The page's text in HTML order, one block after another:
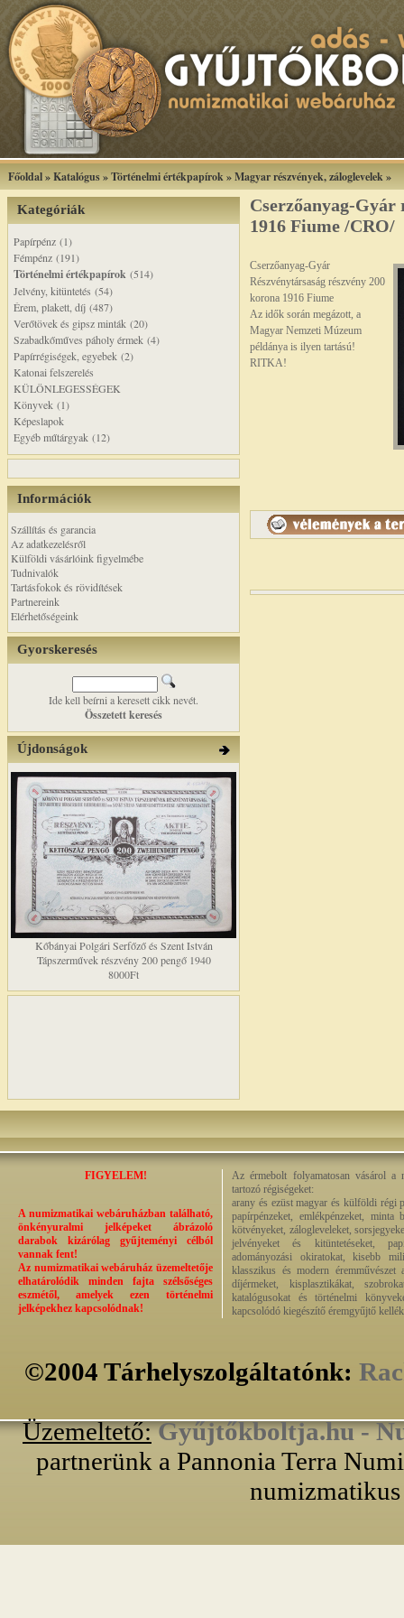
Főoldal»Katalógus»Történelmi értékpapírok»Magyar részvények, záloglevelek»
Kategóriák
Papírpénz (1)
Fémpénz (191)
Történelmi értékpapírok (514)
Jelvény, kitüntetés (54)
Érem, plakett, díj (487)
Verőtövek és gipsz minták (20)
Szabadkőműves páholy érmek (4)
Papírrégiségek, egyebek (2)
Katonai felszerelés
KÜLÖNLEGESSÉGEK
Könyvek (1)
Képeslapok
Egyéb műtárgyak (12)
Információk
Szállítás és garancia
Az adatkezelésről
Külföldi vásárlóink figyelmébe
Tudnivalók
Tartásfokok és rövidítések
Partnereink
Elérhetőségeink
Gyorskeresés
Ide kell beírni a keresett cikk nevét.
Összetett keresés
Újdonságok
Kőbányai Polgári Serfőző és Szent István
Tápszerművek részvény 200 pengő 1940
8000Ft
Cserzőanyag-Gyár
1916 Fiume /CRO/
Cserzőanyag-Gyár
Részvénytársaság részvény 200
korona 1916 Fiume
Az idők során megázott, a
Magyar Nemzeti Múzeum
példánya is ilyen tartású!
RITKA!
FIGYELEM!
A numizmatikai webáruházban található,
önkényuralmi jelképeket ábrázoló
darabok kizárólag gyűjteményi célból
vannak fent!
Az numizmatikai webáruház üzemeltetője
elhatárolódik minden fajta szélsőséges
eszmétől, amelyek ezen történelmi
jelképekhez kapcsolódnak!
Az érmebolt folyamatosan vásárol a
tartozó régiségeket:
arany és ezüst magyar és külföldi régi
papírpénzeket, emlékpénzeket, minta
kötvényeket, zálogleveleket,
jelvényeket és kitüntetéseket,
adományozási okiratokat, kisebb
klasszikus és modern éremművészet
díjérmeket, kisplasztikákat,
katalógusokat és történelmi
kapcsolódó kiegészítő éremgyűjtő
©2004 Tárhelyszolgáltatónk:
Üzemeltető: Gyűjtőkboltja.hu -
partnerünk a Pannonia Terra
numizmatikus